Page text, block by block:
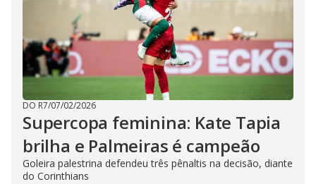
DO R7/07/02/2026
Supercopa feminina: Kate Tapia
brilha e Palmeiras é campeão
Goleira palestrina defendeu três pênaltis na decisão, diante
do Corinthians